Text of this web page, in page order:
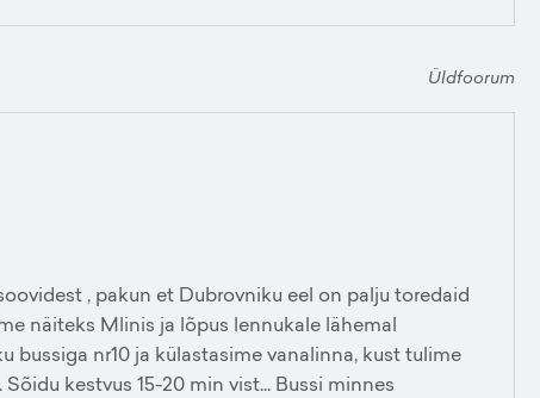
Üldfoorum
, pakun et Dubrovniku eel on palju toredaid
näiteks Mlinis ja lõpus lennukale lähemal
bussiga nr10 ja külastasime vanalinna, kust tulime
kestvus 15-20 min vist... Bussi minnes